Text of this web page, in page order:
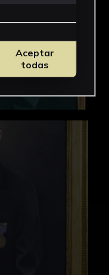
Aceptar
todas